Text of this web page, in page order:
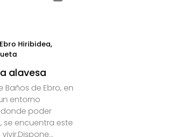
Hiribidea,
alavesa
Baños de Ebro, en
entorno
poder
se encuentra este